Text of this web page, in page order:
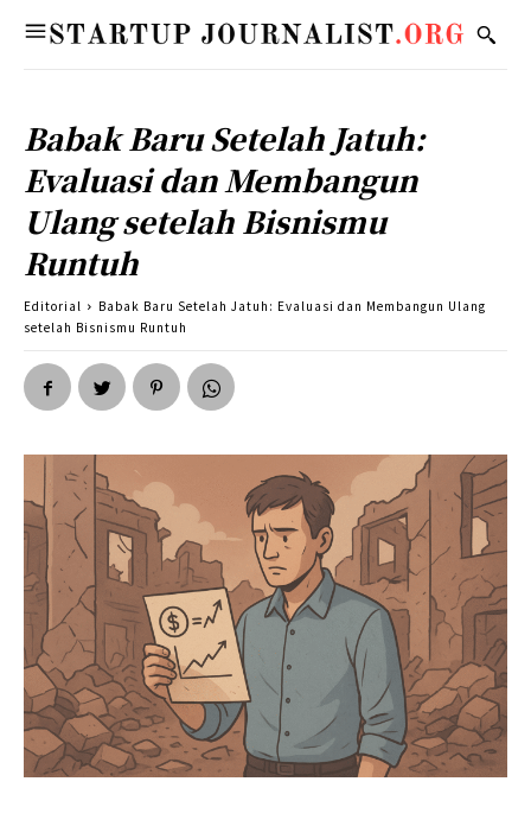
Babak Baru Setelah Jatuh:
Evaluasi dan Membangun
Ulang setelah Bisnismu
Runtuh
Editorial
Babak Baru Setelah Jatuh: Evaluasi dan Membangun Ulang
setelah Bisnismu Runtuh